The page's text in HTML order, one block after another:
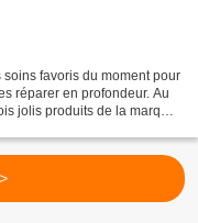
favoris du moment pour
réparer en profondeur. Au
jolis produits de la marque